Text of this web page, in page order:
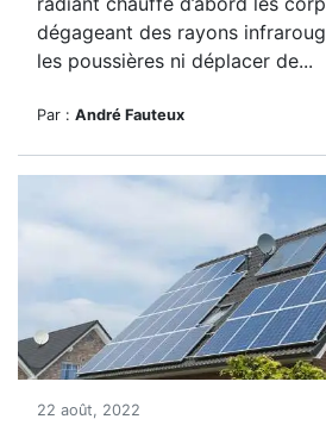
dégageant des rayons
les poussières ni déplacer de...
Par : André Fauteux
22 août, 2022